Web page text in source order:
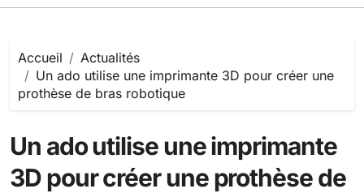
Accueil
Actualités
Un ado utilise une imprimante 3D pour créer une
prothèse de bras robotique
Un ado utilise une imprimante
3D pour créer une prothèse de